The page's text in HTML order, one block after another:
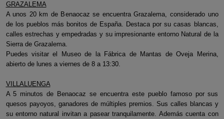
GRAZALEMA
A unos 20 km de Benaocaz se encuentra Grazalema, considerado uno
de los pueblos más bonitos de España. Destaca por su casas blancas,
calles estrechas y empedradas y su impresionante entorno Natural de la
Sierra de Grazalema.
Puedes visitar el Museo de la Fábrica de Mantas de Oveja Merina,
abierto de lunes a viernes de 8 a 13:30.
VILLALUENGA
A 5 minutos de Benaocaz se encuentra este pueblo famoso por sus
quesos payoyos, ganadores de múltiples premios. Sus calles blancas y
su entorno natural invitan a pasear tranquilamente. Además cuenta con